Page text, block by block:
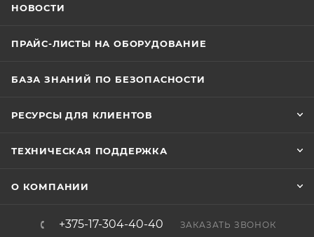
НОВОСТИ
ПРАЙС-ЛИСТЫ НА ОБОРУДОВАНИЕ
БАЗА ЗНАНИЙ ПО БЕЗОПАСНОСТИ
РЕСУРСЫ ДЛЯ КЛИЕНТОВ
ТЕХНИЧЕСКАЯ ПОДДЕРЖКА
О КОМПАНИИ
+375-17-304-40-40 ЗАКАЗАТЬ ЗВОНОК